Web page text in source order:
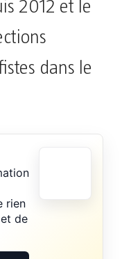
2012 et le
dans le
rien
de